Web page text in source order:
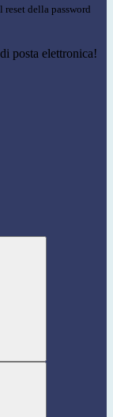
della password
posta elettronica!